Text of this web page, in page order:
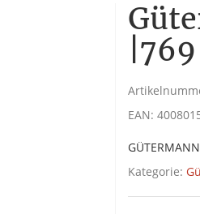
|769|
EAN:
Kategorie: